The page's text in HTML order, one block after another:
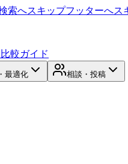
索へスキップフッターへス
較ガイド
最適化 相談・投稿